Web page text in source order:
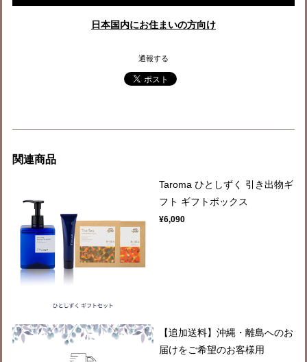
日本国内にお住まいの方向け
通報する
関連商品
Taroma ひとしずく 引き出物ギ
フト ギフトボックス
¥6,090
【追加送料】沖縄・離島へのお
届けをご希望のお客様用